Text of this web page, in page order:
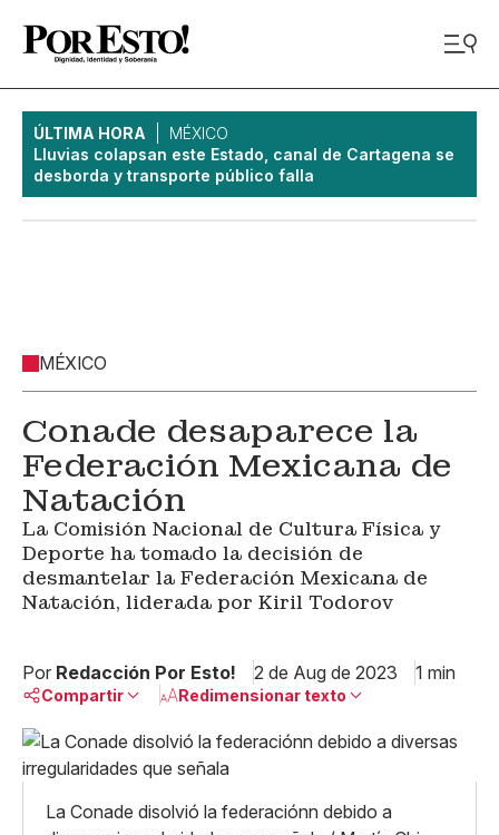
ÚLTIMA HORA
MÉXICO
Lluvias colapsan este Estado, canal de Cartagena se
desborda y transporte público falla
MÉXICO
Conade desaparece la
Federación Mexicana de
Natación
La Comisión Nacional de Cultura Física y
Deporte ha tomado la decisión de
desmantelar la Federación Mexicana de
Natación, liderada por Kiril Todorov
Por Redacción Por Esto! 2 de Aug de 2023 1 min
Compartir
Linkedin
X
Whatsapp
Redimensionar texto
Pequeño
Mediano
Grande
La Conade disolvió la federaciónn debido a